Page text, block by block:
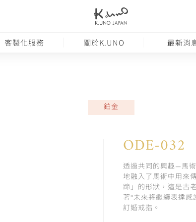
客製化服務 關於K.UNO 最新消
鉑金
ODE-032
透過共同的興趣—馬
地融入了馬術中用來
蹄」的形狀，這是古
著“未來將繼續表達
訂婚戒指。